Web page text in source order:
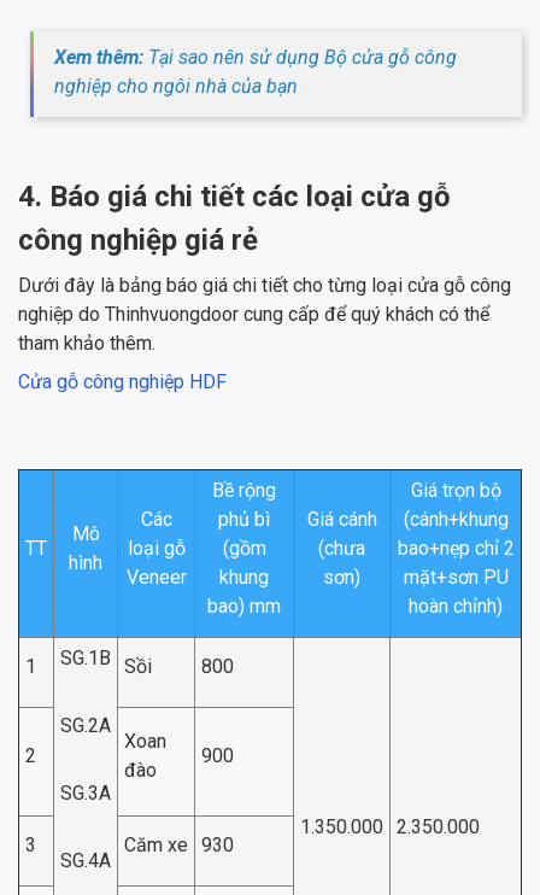
Xem thêm: Tại sao nên sử dụng Bộ cửa gỗ công
nghiệp cho ngôi nhà của bạn
4. Báo giá chi tiết các loại cửa gỗ
công nghiệp giá rẻ
Dưới đây là bảng báo giá chi tiết cho từng loại cửa gỗ công
nghiệp do Thinhvuongdoor cung cấp để quý khách có thể
tham khảo thêm.
Cửa gỗ công nghiệp HDF
TT
Mô
hình
Các
loại gỗ
Veneer
Bề rộng
phủ bì
(gồm
khung
bao) mm
Giá cánh
(chưa
sơn)
Giá trọn bộ
(cánh+khung
bao+nẹp chỉ 2
mặt+sơn PU
hoàn chỉnh)
1 SG.1B
SG.2A
SG.3A
SG.4A
Sồi 800
1.350.000 2.350.000
2
Xoan
đào
900
3 Căm xe 930